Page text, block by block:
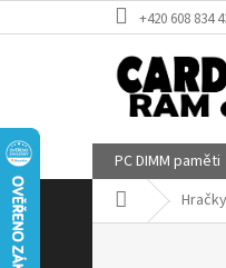
na
+420 608 834
PC DIMM paměti
Domů Hračky